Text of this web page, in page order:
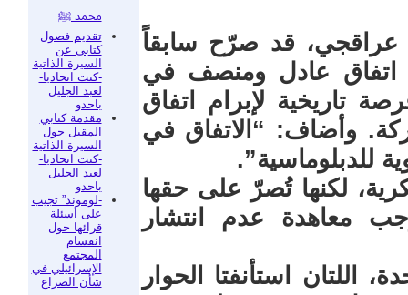
محمد ﷺ
تقديم فصول
كتابي عن
السيرة الذاتية
-كنت اتحاديا-
لعبد الجليل
باحدو
مقدمة كتابي
المقبل حول
السيرة الذاتية
-كنت اتحاديا-
لعبد الجليل
باحدو
-لوموند” تجيب
على أسئلة
قرائها حول
انقسام
المجتمع
الإسرائيلي في
شأن الصراع
عراقجي، قد صرّح سابقاً
اتفاق عادل ومنصف في
لإبرام اتفاق
وأضاف: “الاتفاق في
للدبلوماسية”.
لكنها تُصرّ على حقها
معاهدة عدم انتشار
اللتان استأنفتا الحوار